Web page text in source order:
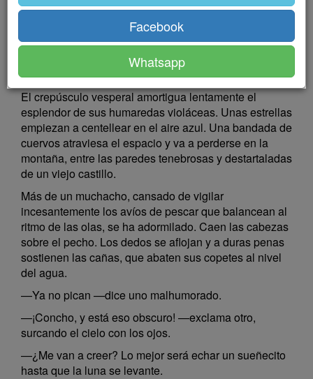
La pesca les ocupa trece horas, y unánimes levantan
gritería de vencedores cada vez que uno arranca al
mar algún serrano boquiabierto que esparrama en el
aire el varillaje reluciente de sus membranas
espinosas.
El crepúsculo vesperal amortigua lentamente el
esplendor de sus humaredas violáceas. Unas estrellas
empiezan a centellear en el aire azul. Una bandada de
cuervos atraviesa el espacio y va a perderse en la
montaña, entre las paredes tenebrosas y destartaladas
de un viejo castillo.
Más de un muchacho, cansado de vigilar
incesantemente los avíos de pescar que balancean al
ritmo de las olas, se ha adormilado. Caen las cabezas
sobre el pecho. Los dedos se aflojan y a duras penas
sostienen las cañas, que abaten sus copetes al nivel
del agua.
—Ya no pican —dice uno malhumorado.
—¡Concho, y está eso obscuro! —exclama otro,
surcando el cielo con los ojos.
—¿Me van a creer? Lo mejor será echar un sueñecito
hasta que la luna se levante.
Facebook
Whatsapp